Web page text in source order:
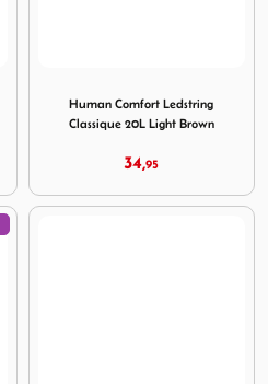
Human Comfort Ledstring
Classique 20L Light Brown
34,95